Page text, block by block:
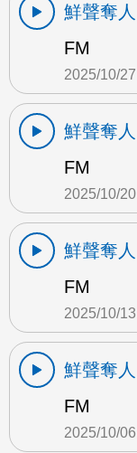
鮮聲奪人
FM
2025/10/27
鮮聲奪人
FM
2025/10/20
鮮聲奪人
FM
2025/10/13
鮮聲奪人
FM
2025/10/06